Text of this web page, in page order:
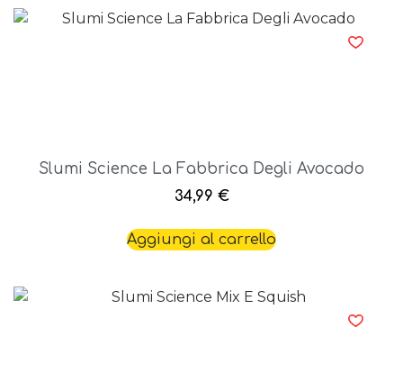
Slumi Science La Fabbrica Degli Avocado
34,99 €
Aggiungi al carrello